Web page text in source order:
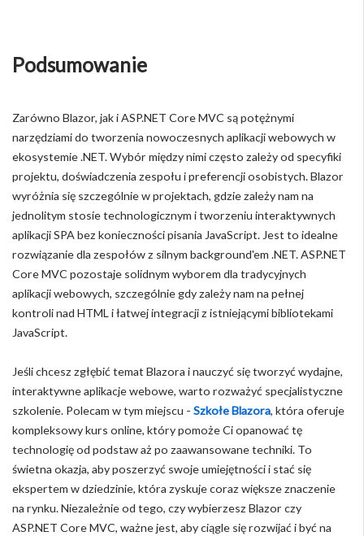
Podsumowanie
Zarówno Blazor, jak i ASP.NET Core MVC są potężnymi
narzędziami do tworzenia nowoczesnych aplikacji webowych w
ekosystemie .NET. Wybór między nimi często zależy od specyfiki
projektu, doświadczenia zespołu i preferencji osobistych. Blazor
wyróżnia się szczególnie w projektach, gdzie zależy nam na
jednolitym stosie technologicznym i tworzeniu interaktywnych
aplikacji SPA bez konieczności pisania JavaScript. Jest to idealne
rozwiązanie dla zespołów z silnym background'em .NET. ASP.NET
Core MVC pozostaje solidnym wyborem dla tradycyjnych
aplikacji webowych, szczególnie gdy zależy nam na pełnej
kontroli nad HTML i łatwej integracji z istniejącymi bibliotekami
JavaScript.
Jeśli chcesz zgłębić temat Blazora i nauczyć się tworzyć wydajne,
interaktywne aplikacje webowe, warto rozważyć specjalistyczne
szkolenie. Polecam w tym miejscu - Szkołe Blazora, która oferuje
kompleksowy kurs online, który pomoże Ci opanować tę
technologię od podstaw aż po zaawansowane techniki. To
świetna okazja, aby poszerzyć swoje umiejętności i stać się
ekspertem w dziedzinie, która zyskuje coraz większe znaczenie
na rynku. Niezależnie od tego, czy wybierzesz Blazor czy
ASP.NET Core MVC, ważne jest, aby ciągle się rozwijać i być na